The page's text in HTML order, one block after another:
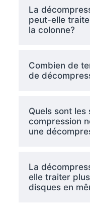
La
peut-elle
la colonne?
Combien de
de
Quels sont les
compression
une
La
elle traiter
disques en